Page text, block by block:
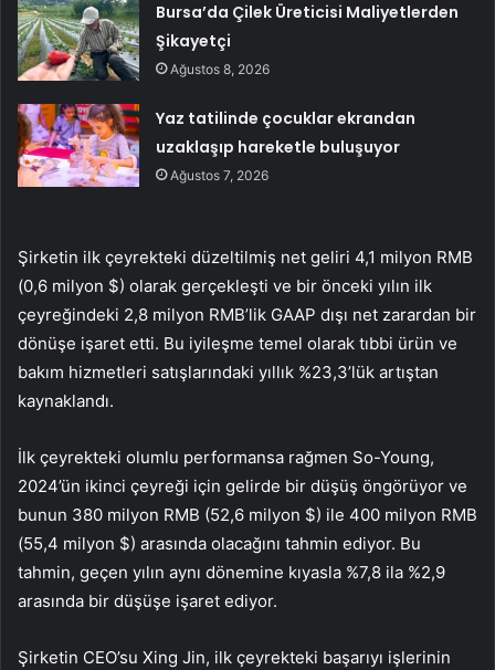
Bursa’da Çilek Üreticisi Maliyetlerden
Şikayetçi
Ağustos 8, 2026
Yaz tatilinde çocuklar ekrandan
uzaklaşıp hareketle buluşuyor
Ağustos 7, 2026
Şirketin ilk çeyrekteki düzeltilmiş net geliri 4,1 milyon RMB
(0,6 milyon $) olarak gerçekleşti ve bir önceki yılın ilk
çeyreğindeki 2,8 milyon RMB’lik GAAP dışı net zarardan bir
dönüşe işaret etti. Bu iyileşme temel olarak tıbbi ürün ve
bakım hizmetleri satışlarındaki yıllık %23,3’lük artıştan
kaynaklandı.
İlk çeyrekteki olumlu performansa rağmen So-Young,
2024’ün ikinci çeyreği için gelirde bir düşüş öngörüyor ve
bunun 380 milyon RMB (52,6 milyon $) ile 400 milyon RMB
(55,4 milyon $) arasında olacağını tahmin ediyor. Bu
tahmin, geçen yılın aynı dönemine kıyasla %7,8 ila %2,9
arasında bir düşüşe işaret ediyor.
Şirketin CEO’su Xing Jin, ilk çeyrekteki başarıyı işlerinin